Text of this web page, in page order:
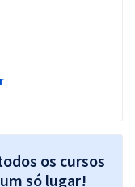
os cursos
só lugar!